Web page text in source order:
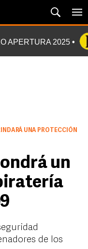
APERTURA 2025
UNA PROTECCIÓN
un
de los